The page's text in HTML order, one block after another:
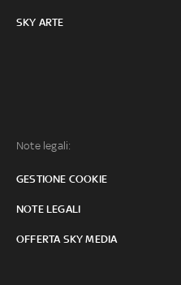
SKY ARTE
Note legali:
GESTIONE COOKIE
NOTE LEGALI
OFFERTA SKY MEDIA